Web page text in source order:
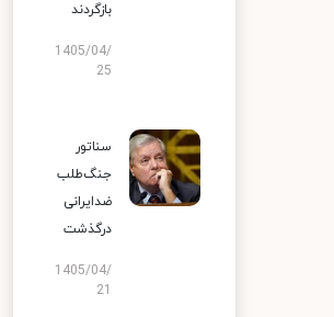
بازگردند
1405/04/
25
سناتور
جنگ‌طلب
ضدایرانی
درگذشت
1405/04/